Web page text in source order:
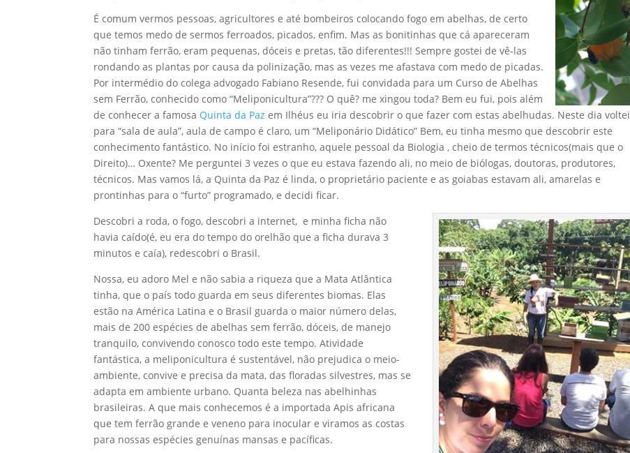
É comum vermos pessoas, agricultores e até bombeiros colocando fogo em abelhas, de certo
que temos medo de sermos ferroados, picados, enfim. Mas as bonitinhas que cá apareceram
não tinham ferrão, eram pequenas, dóceis e pretas, tão diferentes!!! Sempre gostei de vê-las
rondando as plantas por causa da polinização, mas as vezes me afastava com medo de picadas.
Por intermédio do colega advogado Fabiano Resende, fui convidada para um Curso de Abelhas
sem Ferrão, conhecido como “Meliponicultura”??? O quê? me xingou toda? Bem eu fui, pois além
de conhecer a famosa Quinta da Paz em Ilhéus eu iria descobrir o que fazer com estas abelhudas. Neste dia voltei
para “sala de aula”, aula de campo é claro, um “Meliponário Didático” Bem, eu tinha mesmo que descobrir este
conhecimento fantástico. No início foi estranho, aquele pessoal da Biologia , cheio de termos técnicos(mais que o
Direito)… Oxente? Me perguntei 3 vezes o que eu estava fazendo ali, no meio de biólogas, doutoras, produtores,
técnicos. Mas vamos lá, a Quinta da Paz é linda, o proprietário paciente e as goiabas estavam ali, amarelas e
prontinhas para o “furto” programado, e decidi ficar.
Descobri a roda, o fogo, descobri a internet, e minha ficha não
havia caído(é, eu era do tempo do orelhão que a ficha durava 3
minutos e caía), redescobri o Brasil.
Nossa, eu adoro Mel e não sabia a riqueza que a Mata Atlântica
tinha, que o país todo guarda em seus diferentes biomas. Elas
estão na América Latina e o Brasil guarda o maior número delas,
mais de 200 espécies de abelhas sem ferrão, dóceis, de manejo
tranquilo, convivendo conosco todo este tempo. Atividade
fantástica, a meliponicultura é sustentável, não prejudica o meio-
ambiente, convive e precisa da mata, das floradas silvestres, mas se
adapta em ambiente urbano. Quanta beleza nas abelhinhas
brasileiras. A que mais conhecemos é a importada Apis africana
que tem ferrão grande e veneno para inocular e viramos as costas
para nossas espécies genuínas mansas e pacíficas.